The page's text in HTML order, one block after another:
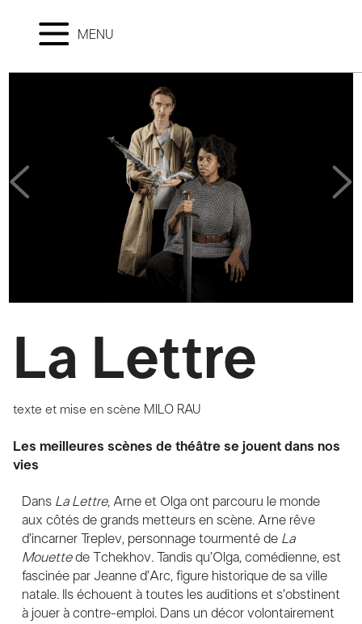
MENU
La Lettre
texte et mise en scène MILO RAU
Les meilleures scènes de théâtre se jouent dans nos
vies
Dans La Lettre, Arne et Olga ont parcouru le monde
aux côtés de grands metteurs en scène. Arne rêve
d’incarner Treplev, personnage tourmenté de La
Mouettede Tchekhov. Tandis qu’Olga, comédienne, est
fascinée par Jeanne d’Arc, figure historique de sa ville
natale. Ils échouent à toutes les auditions et s’obstinent
à jouer à contre-emploi. Dans un décor volontairement